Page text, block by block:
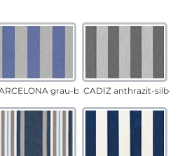
grau-blauCADÍZ anthrazit-silber